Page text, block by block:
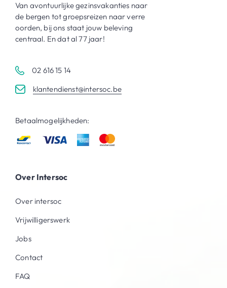
Van avontuurlijke gezinsvakanties naar
de bergen tot groepsreizen naar verre
oorden, bij ons staat jouw beleving
centraal. En dat al 77 jaar!
02 616 15 14
klantendienst@intersoc.be
Betaalmogelijkheden:
Over Intersoc
Over intersoc
Vrijwilligerswerk
Jobs
Contact
FAQ